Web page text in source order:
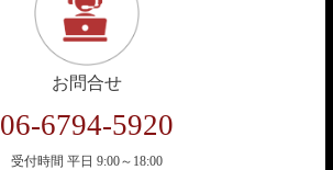
お問合せ
06-6794-5920
受付時間 平日 9:00～18:00